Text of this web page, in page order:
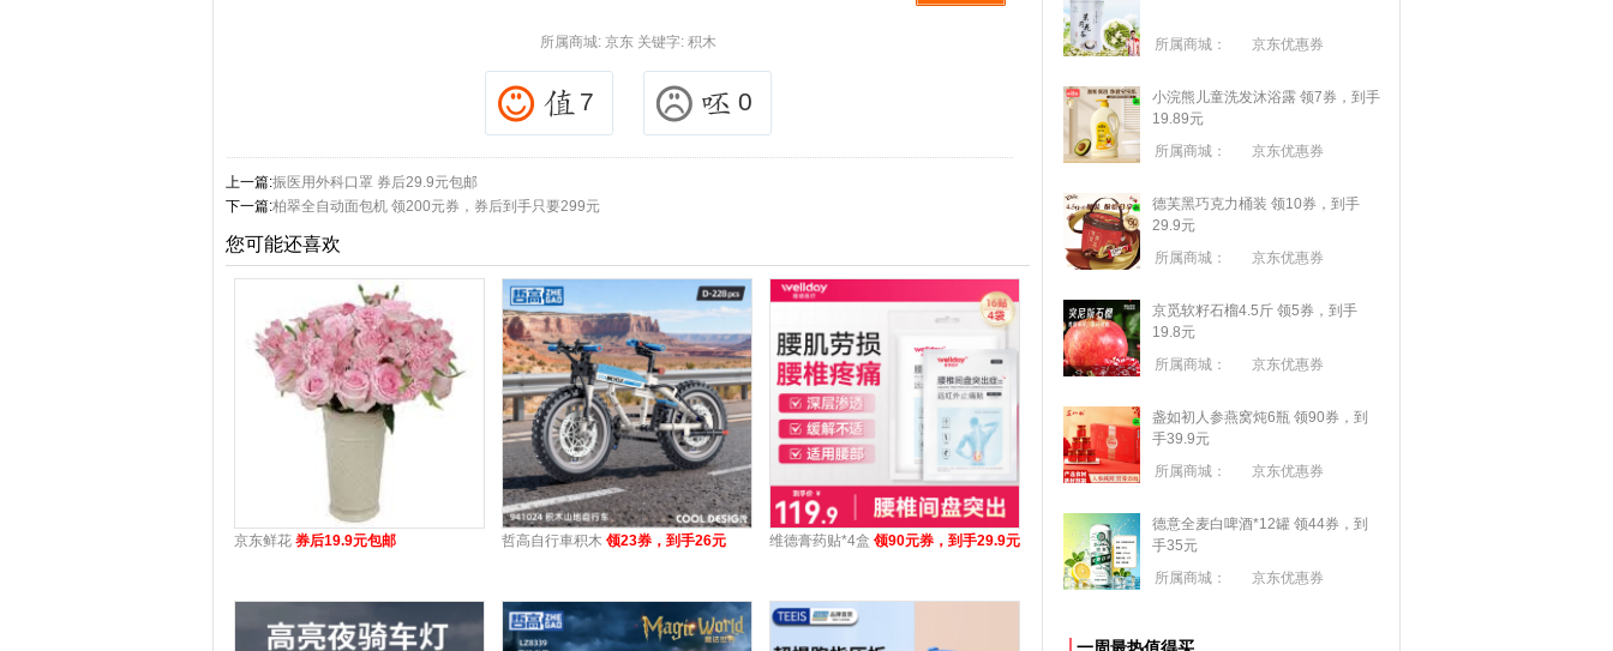
所属商城: 京东关键字: 积木
7 0
上一篇:振医用外科口罩 券后29.9元包邮
下一篇:柏翠全自动面包机 领200元券，券后到手只要299元
您可能还喜欢
京东鲜花 券后19.9元包邮 哲高自行車积木 领23券，到手26元 维德膏药贴*4盒 领90元券，到手29.9元
所属商城： 京东优惠券
小浣熊儿童洗发沐浴露 领7券，到手
19.89元
所属商城：
京东优惠券
德芙黑巧克力桶装 领10券，到手
29.9元
所属商城：
京东优惠券
京觅软籽石榴4.5斤 领5券，到手
19.8元
所属商城：
京东优惠券
盏如初人参燕窝炖6瓶 领90券，到
手39.9元
所属商城：
京东优惠券
德意全麦白啤酒*12罐 领44券，到
手35元
所属商城：
京东优惠券